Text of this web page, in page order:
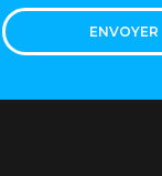
ENVOYER